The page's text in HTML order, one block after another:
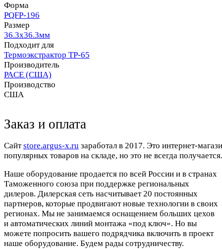
Форма
PQFP-196
Размер
36.3x36.3мм
Подходит для
Термоэкстрактор TP-65
Производитель
PACE (США)
Производство
США
Заказ и оплата
Cайтstore.argus-x.ru заработал в 2017. Это интернет-
популярных товаров на складе, но это не всегда
Наше оборудование продается по всей России и в странах
Таможенного союза при поддержке региональных
дилеров. Дилерская сеть насчитывает 20 постоянных
партнеров, которые продвигают новые технологии в своих
регионах. Мы не занимаемся оснащением больших цехов
и автоматических линий монтажа «под ключ». Но вы
можете попросить вашего подрядчика включить в проект
наше оборудование. Будем рады сотрудничеству.